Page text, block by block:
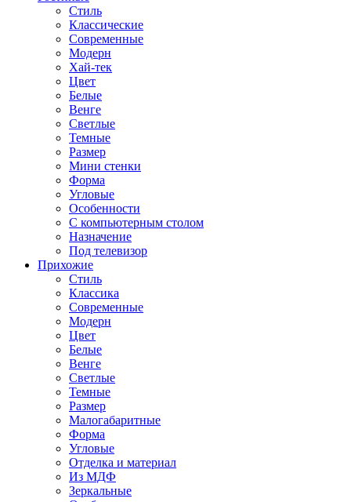
Стиль
Классические
Современные
Модерн
Хай-тек
Цвет
Белые
Венге
Светлые
Темные
Размер
Мини стенки
Форма
Угловые
Особенности
С компьютерным столом
Назначение
Под телевизор
Прихожие
Стиль
Классика
Современные
Модерн
Цвет
Белые
Венге
Светлые
Темные
Размер
Малогабаритные
Форма
Угловые
Отделка и материал
Из МДФ
Зеркальные